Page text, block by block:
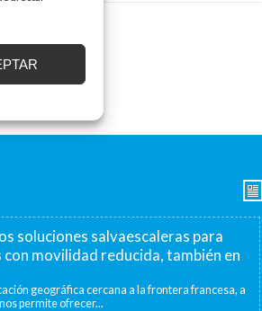
soluciones salvaescaleras para
con movilidad reducida, también en
geográfica cercana a la frontera francesa, a
permite ofrecer...